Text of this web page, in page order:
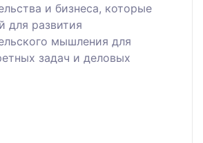
и бизнеса, которые
для развития
мышления для
задач и деловых